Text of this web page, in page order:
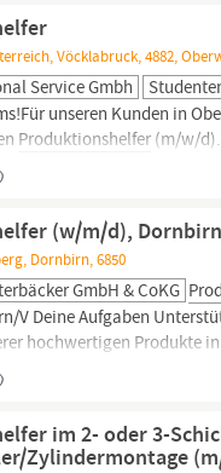
von Stahlbeton
Vöcklabruck, 4882,
Service Gmbh
unseren Kunden in
Produktionshelfer (m/w/d).
Oberösterreich
begeistertEinlegen von
der gefertigten
(w/m/d),
Dornbirn, 6850
GmbH & CoKG
V Deine Aufgaben
hochwertigen Produkte
Bereichen (Teigmischung
und
zur...
im 2- oder 3-
Zylindermontage